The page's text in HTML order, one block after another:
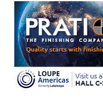
sviluppo e analisi
approfondita delle reali
esigenze produttive del
mercato, Platinum
Technologies, centro
europeo di ricerca e...
Nava Press sceglie
AccurioJet 30000
Nava Press ha scelto di